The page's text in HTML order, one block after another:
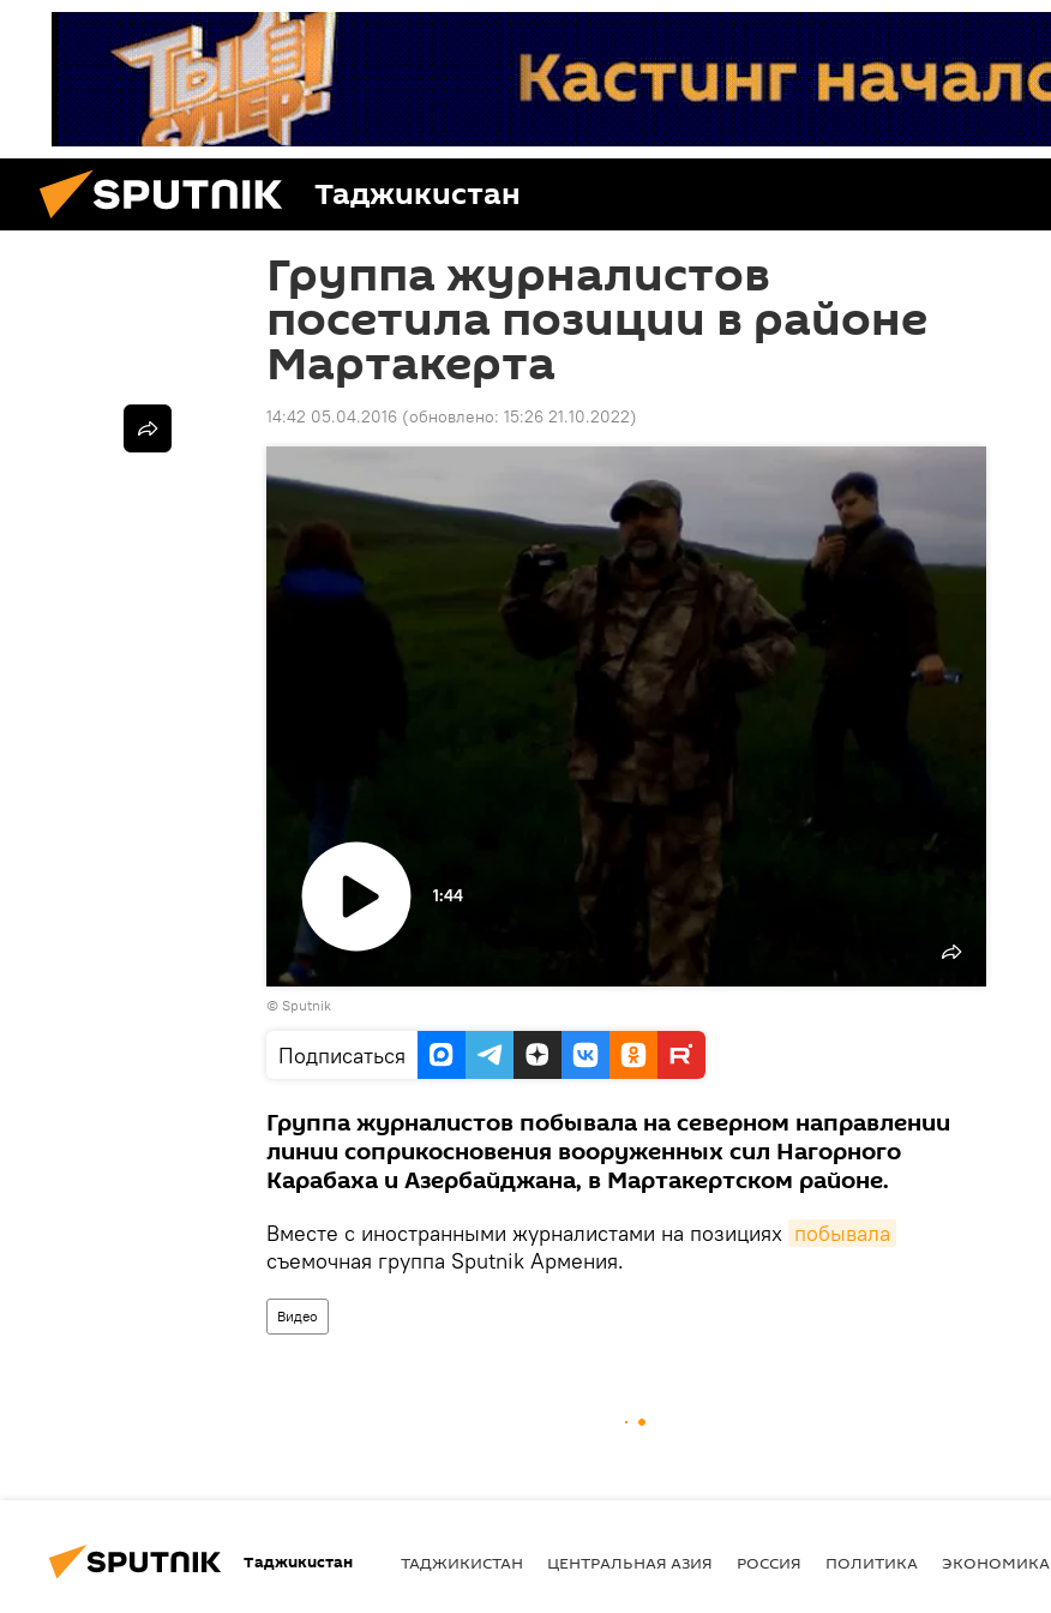
Таджикистан
Группа журналистов
посетила позиции в районе
Мартакерта
14:42 05.04.2016 (обновлено: 15:26 21.10.2022)
1:44
© Sputnik
Подписаться
Группа журналистов побывала на северном направлении
линии соприкосновения вооруженных сил Нагорного
Карабаха и Азербайджана, в Мартакертском районе.
Вместе с иностранными журналистами на позициях побывала
съемочная группа Sputnik Армения.
Видео
Таджикистан ТАДЖИКИСТАН ЦЕНТРАЛЬНАЯ АЗИЯ РОССИЯ ПОЛИТИКА ЭКОНОМИКА